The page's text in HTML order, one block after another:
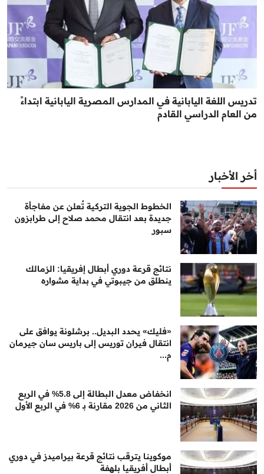
تدريس اللغة اليابانية في المدارس المصرية اليابانية ابتداءً
من العام الدراسي القادم
أخر الأخبار
الخطوط الجوية التركية تُعلن عن مفاجأة
جديدة بعد انتقال محمد صلاح إلى طرابزون
سبور
نتائج قرعة دوري أبطال إفريقيا: الزمالك
ينطلق من جيبوتي في بداية مشواره
«فليك» يحدد البديل.. برشلونة يوافق على
انتقال فيران توريس إلى باريس سان جيرمان
م...
انخفاض معدل البطالة إلى 5.8% في الربع
الثاني من 2026 مقارنة بـ 6% في الربع الأول
موكوينا يترقب نتائج قرعة بيراميدز في دوري
أبطال أفريقيا بلهفة